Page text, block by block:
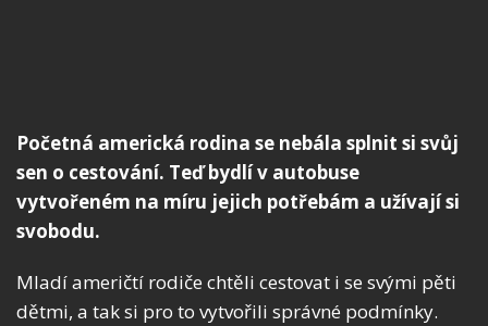
Početná americká rodina se nebála splnit si svůj
sen o cestování. Teď bydlí v autobuse
vytvořeném na míru jejich potřebám a užívají si
svobodu.
Mladí američtí rodiče chtěli cestovat i se svými pěti
dětmi, a tak si pro to vytvořili správné podmínky.